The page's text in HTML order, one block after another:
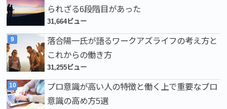
られざる6段階目があった
31,664ビュー
落合陽一氏が語るワークアズライフの考え方と
これからの働き方
31,255ビュー
プロ意識が高い人の特徴と働く上で重要なプロ
意識の高め方5選